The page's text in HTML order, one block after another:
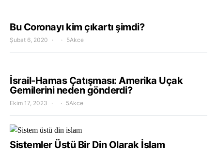
Bu Coronayı kim çıkartı şimdi?
Şubat 6, 2020 5Akce
İsrail-Hamas Çatışması: Amerika Uçak
Gemilerini neden gönderdi?
Ekim 17, 2023 5Akce
Sistemler Üstü Bir Din Olarak İslam